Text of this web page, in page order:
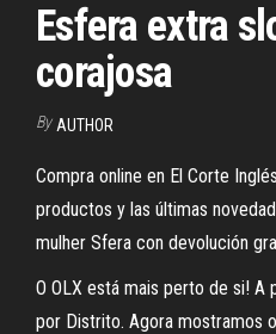
Esfera extra
corajosa
By AUTHOR
Compra online en El Corte
productos y las últimas
mulher Sfera con devolución
O OLX está mais perto de si! A
por Distrito. Agora mostramos